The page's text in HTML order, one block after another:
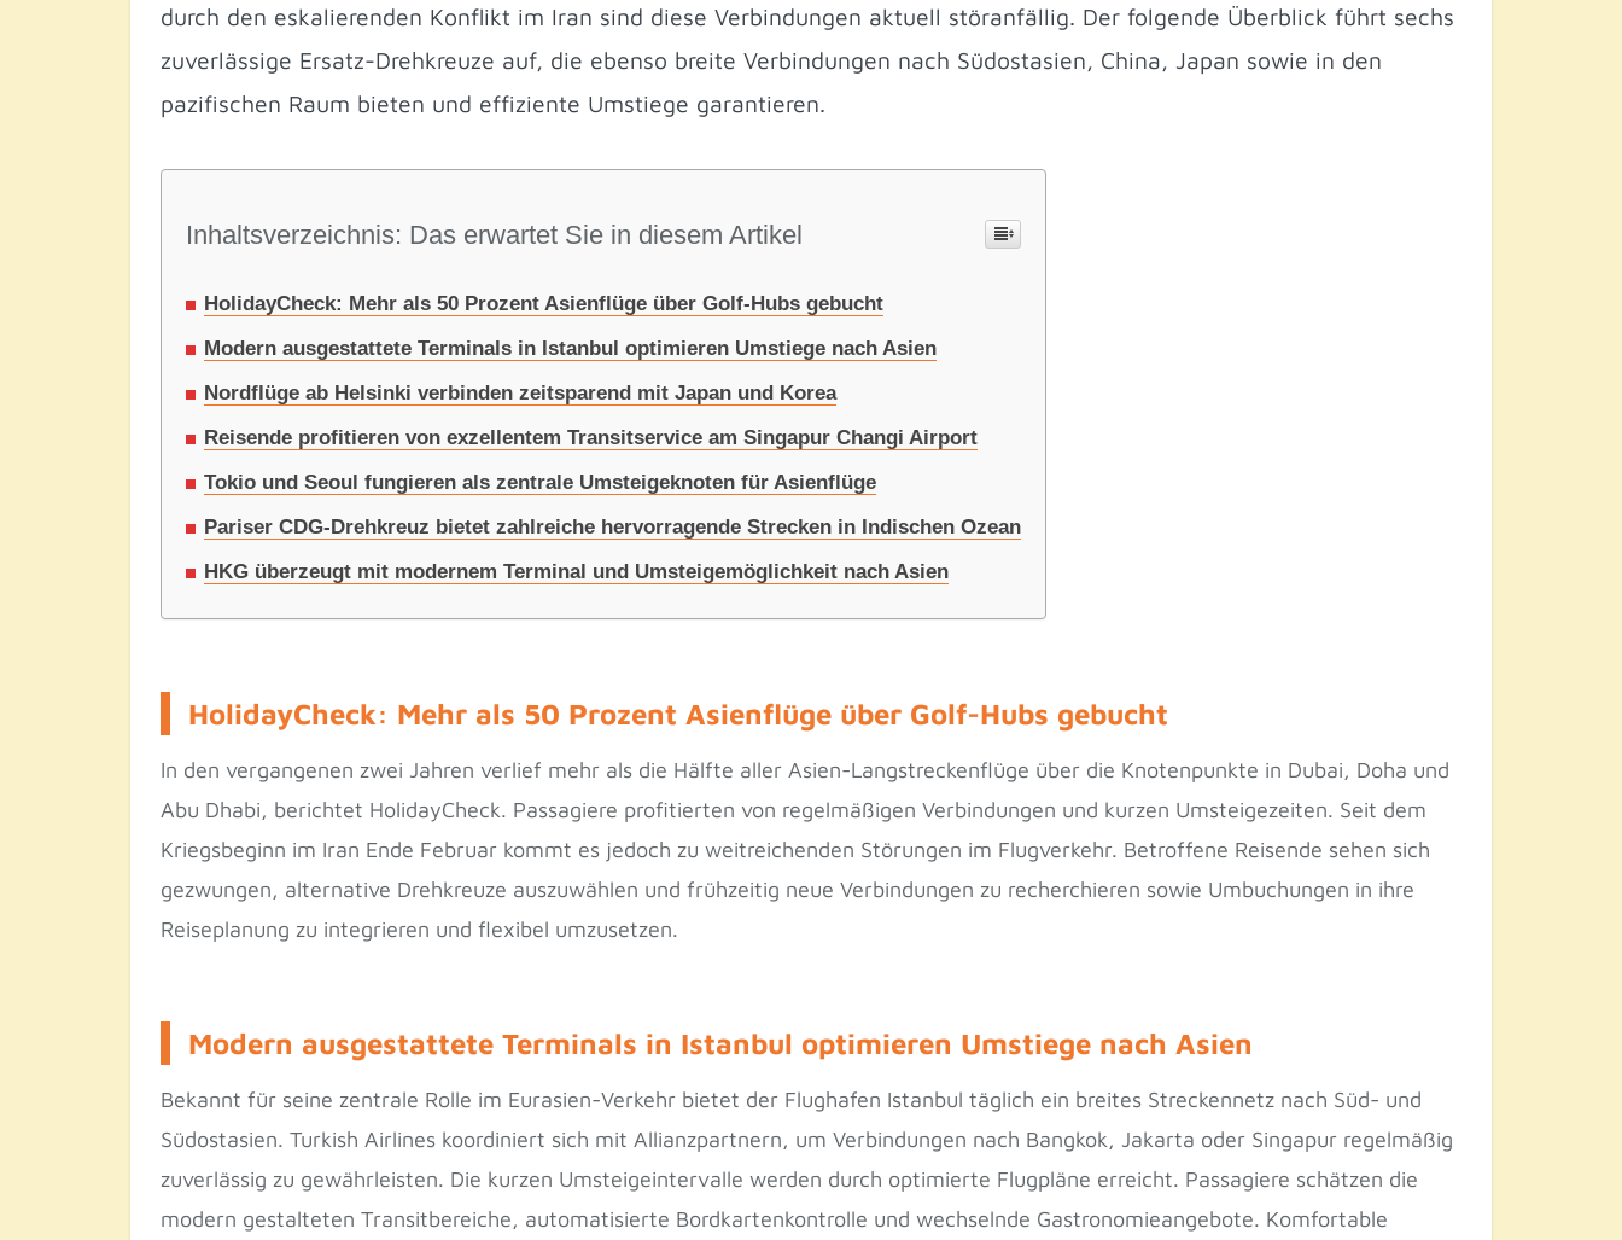
durch den eskalierenden Konflikt im Iran sind diese Verbindungen aktuell störanfällig. Der folgende Überblick führt sechs
zuverlässige Ersatz-Drehkreuze auf, die ebenso breite Verbindungen nach Südostasien, China, Japan sowie in den
pazifischen Raum bieten und effiziente Umstiege garantieren.
Inhaltsverzeichnis: Das erwartet Sie in diesem Artikel
HolidayCheck: Mehr als 50 Prozent Asienflüge über Golf-Hubs gebucht
Modern ausgestattete Terminals in Istanbul optimieren Umstiege nach Asien
Nordflüge ab Helsinki verbinden zeitsparend mit Japan und Korea
Reisende profitieren von exzellentem Transitservice am Singapur Changi Airport
Tokio und Seoul fungieren als zentrale Umsteigeknoten für Asienflüge
Pariser CDG-Drehkreuz bietet zahlreiche hervorragende Strecken in Indischen Ozean
HKG überzeugt mit modernem Terminal und Umsteigemöglichkeit nach Asien
HolidayCheck: Mehr als 50 Prozent Asienflüge über Golf-Hubs gebucht
In den vergangenen zwei Jahren verlief mehr als die Hälfte aller Asien-Langstreckenflüge über die Knotenpunkte in Dubai, Doha und
Abu Dhabi, berichtet HolidayCheck. Passagiere profitierten von regelmäßigen Verbindungen und kurzen Umsteigezeiten. Seit dem
Kriegsbeginn im Iran Ende Februar kommt es jedoch zu weitreichenden Störungen im Flugverkehr. Betroffene Reisende sehen sich
gezwungen, alternative Drehkreuze auszuwählen und frühzeitig neue Verbindungen zu recherchieren sowie Umbuchungen in ihre
Reiseplanung zu integrieren und flexibel umzusetzen.
Modern ausgestattete Terminals in Istanbul optimieren Umstiege nach Asien
Bekannt für seine zentrale Rolle im Eurasien-Verkehr bietet der Flughafen Istanbul täglich ein breites Streckennetz nach Süd- und
Südostasien. Turkish Airlines koordiniert sich mit Allianzpartnern, um Verbindungen nach Bangkok, Jakarta oder Singapur regelmäßig
zuverlässig zu gewährleisten. Die kurzen Umsteigeintervalle werden durch optimierte Flugpläne erreicht. Passagiere schätzen die
modern gestalteten Transitbereiche, automatisierte Bordkartenkontrolle und wechselnde Gastronomieangebote. Komfortable